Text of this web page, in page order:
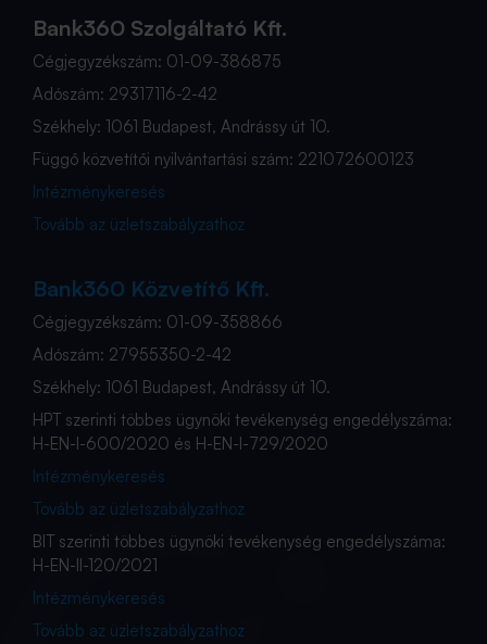
Bank360 Szolgáltató Kft.
Cégjegyzékszám: 01-09-386875
Adószám: 29317116-2-42
Székhely: 1061 Budapest, Andrássy út 10.
Függő közvetítői nyilvántartási szám: 221072600123
Intézménykeresés
Tovább az üzletszabályzathoz
Bank360 Közvetítő Kft.
Cégjegyzékszám: 01-09-358866
Adószám: 27955350-2-42
Székhely: 1061 Budapest, Andrássy út 10.
HPT szerinti többes ügynöki tevékenység engedélyszáma:
H-EN-I-600/2020 és H-EN-I-729/2020
Intézménykeresés
Tovább az üzletszabályzathoz
BIT szerinti többes ügynöki tevékenység engedélyszáma:
H-EN-II-120/2021
Intézménykeresés
Tovább az üzletszabályzathoz